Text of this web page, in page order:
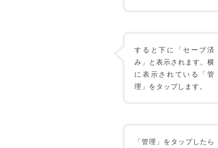
すると下に「セーブ済
み」と表示されます。横
に表示されている「管
理」をタップします。
「管理」をタップしたら